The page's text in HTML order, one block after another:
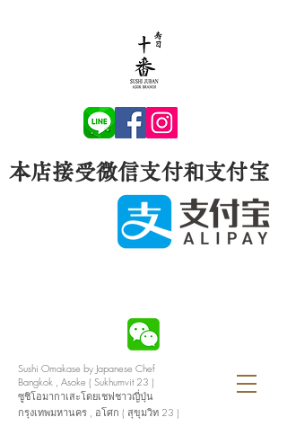
Sushi Omakase by Japanese Chef
Bangkok , Asoke ( Sukhumvit 23 )
ซูชิโอมากาเสะโดยเชฟชาวญี่ปุ่น
กรุงเทพมหานคร , อโศก ( สุขุมวิท 23 )
本店接受微信支付和支付宝